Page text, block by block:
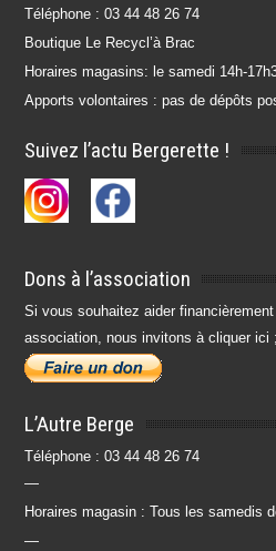
Téléphone : 03 44 48 26 74
Boutique Le Recycl’à Brac
Horaires magasins: le samedi 14h-
Apports volontaires : pas de dépôts
Suivez l’actu Bergerette !
Dons à l’association
Si vous souhaitez aider
association, nous invitons à cliquer ici
L’Autre Berge
Téléphone : 03 44 48 26 74
—
Horaires magasin : Tous les samedis
—